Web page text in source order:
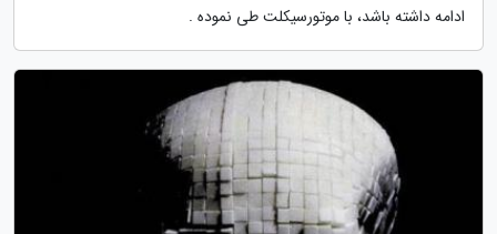
ادامه داشته باشد، با موتورسیکلت طی نموده .